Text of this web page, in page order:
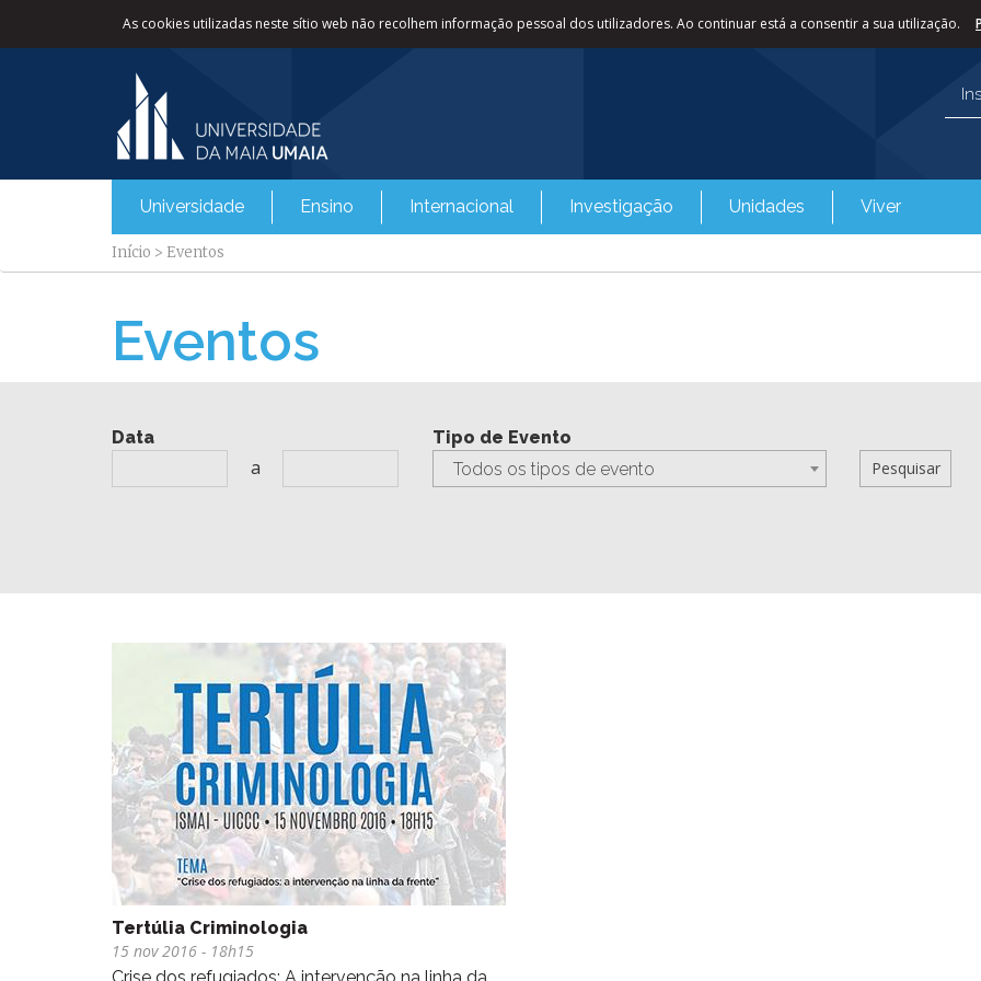
As cookies utilizadas neste sítio web não recolhem informação pessoal dos utilizadores. Ao continuar está a consentir a sua utilização.
Universidade Ensino Internacional Investigação Unidades Viver
Início > Eventos
Eventos
Data
a
Tipo de Evento
Todos os tipos de evento
Tertúlia Criminologia
15 nov 2016 - 18h15